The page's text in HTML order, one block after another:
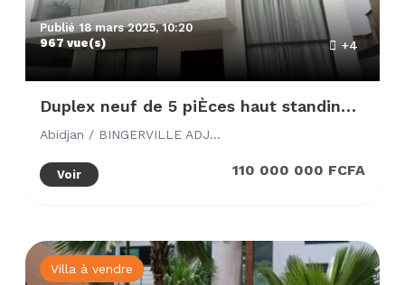
Publié 18 mars 2025, 10:20
967 vue(s)
+4
Duplex neuf de 5 piÈces haut standing p
Abidjan / BINGERVILLE ADJIN SECTEUR DE LA CITÉ ADDOHA
Voir 110 000 000 FCFA
Villa à vendre